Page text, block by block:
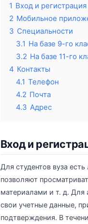
1 Вход и
2 Мобильное
3 Специальности
3.1 На базе 9-го
3.2 На базе 11-го
4 Контакты
4.1 Телефон
4.2 Почта
4.3 Адрес
Вход и
Для студентов вуза
позволяют
материалами и т. д. Для
свои учетные данные,
подтверждения. В